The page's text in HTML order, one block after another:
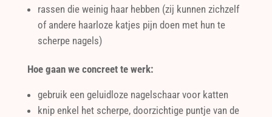
rassen die weinig haar hebben (zij kunnen zichzelf
of andere haarloze katjes pijn doen met hun te
scherpe nagels)
Hoe gaan we concreet te werk:
gebruik een geluidloze nagelschaar voor katten
knip enkel het scherpe, doorzichtige puntje van de